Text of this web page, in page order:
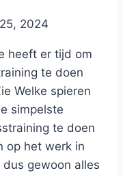
2024
heeft er tijd om
te doen
Welke spieren
simpelste
te doen
op het werk in
gewoon alles